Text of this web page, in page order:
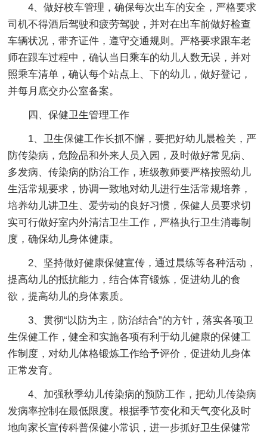
4、做好校车管理，确保每次出车的安全，严格要求
司机不得酒后驾驶和疲劳驾驶，并对在出车前做好检查
车辆状况，带齐证件，遵守交通规则。严格要求跟车老
师在跟车过程中，确认当日乘车的幼儿人数无误，并对
照乘车清单，确认每个站点上、下的幼儿，做好登记，
并每月底交办公室备案。
四、保健卫生管理工作
1、卫生保健工作长抓不懈，要把好幼儿晨检关，严
防传染病，危险品和外来人员入园，及时做好常见病、
多发病、传染病的防治工作，班级教师要严格按照幼儿
生活常规要求，协调一致地对幼儿进行生活常规培养，
培养幼儿讲卫生、爱劳动的良好习惯，保健人员要求切
实可行做好室内外清洁卫生工作，严格执行卫生消毒制
度，确保幼儿身体健康。
2、坚持做好健康保健宣传，通过晨练等各种活动，
提高幼儿的抵抗能力，结合体育锻炼，促进幼儿的食
欲，提高幼儿的身体素质。
3、贯彻“以防为主，防治结合”的方针，落实各项卫
生保健工作，健全和实施各项有利于幼儿健康的保健工
作制度，对幼儿体格锻炼工作给予评价，促进幼儿身体
正常发育。
4、加强秋季幼儿传染病的预防工作，把幼儿传染病
发病率控制在最低限度。根据季节变化和天气变化及时
地向家长宣传科普保健小常识，进一步抓好卫生保健常